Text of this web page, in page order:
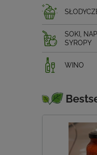
SOKI,
SYROPY
WINO